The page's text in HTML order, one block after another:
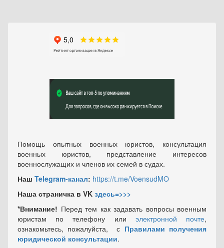
Помощь опытных военных юристов, консультация
военных юристов, представление интересов
военнослужащих и членов их семей в судах.
Наш Telegram-канал: https://t.me/VoensudMO
Наша страничка в VK здесь=>>>
*Внимание! Перед тем как задавать вопросы военным
юристам по телефону или электронной почте,
ознакомьтесь, пожалуйста, с Правилами получения
юридической консультации.